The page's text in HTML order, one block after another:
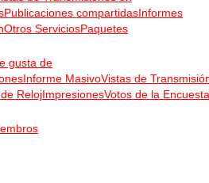
Publicaciones compartidasInformes
Otros ServiciosPaquetes
gusta de
Informe MasivoVistas de
RelojImpresionesVotos de la Encuesta